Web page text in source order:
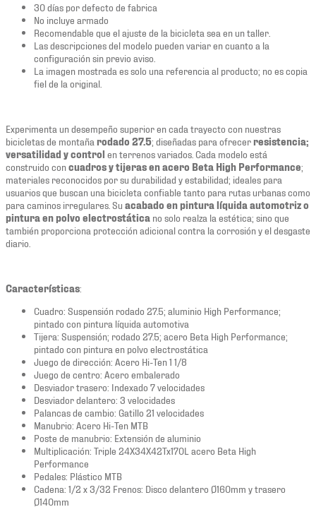
30 días por defecto de fabrica
No incluye armado
Recomendable que el ajuste de la bicicleta sea en un taller.
Las descripciones del modelo pueden variar en cuanto a la
configuración sin previo aviso.
La imagen mostrada es solo una referencia al producto; no es copia
fiel de la original.
Experimenta un desempeño superior en cada trayecto con nuestras
bicicletas de montaña rodado 27.5; diseñadas para ofrecerresistencia;
versatilidad y control en terrenos variados. Cada modelo está
construido concuadros y tijeras en acero Beta High Performance;
materiales reconocidos por su durabilidad y estabilidad; ideales para
usuarios que buscan una bicicleta confiable tanto para rutas urbanas como
para caminos irregulares. Su acabado en pintura líquida automotriz o
pintura en polvo electrostática no solo realza la estética; sino que
también proporciona protección adicional contra la corrosión y el desgaste
diario.
Características:
Cuadro: Suspensión rodado 27.5; aluminio High Performance;
pintado con pintura líquida automotiva
Tijera: Suspensión; rodado 27.5; acero Beta High Performance;
pintado con pintura en polvo electrostática
Juego de dirección: Acero Hi-Ten 1 1/8
Juego de centro: Acero embalerado
Desviador trasero: Indexado 7 velocidades
Desviador delantero: 3 velocidades
Palancas de cambio: Gatillo 21 velocidades
Manubrio: Acero Hi-Ten MTB
Poste de manubrio: Extensión de aluminio
Multiplicación: Triple 24X34X42Tx170L acero Beta High
Performance
Pedales: Plástico MTB
Cadena: 1/2 x 3/32 Frenos: Disco delantero Ø160mm y trasero
Ø140mm